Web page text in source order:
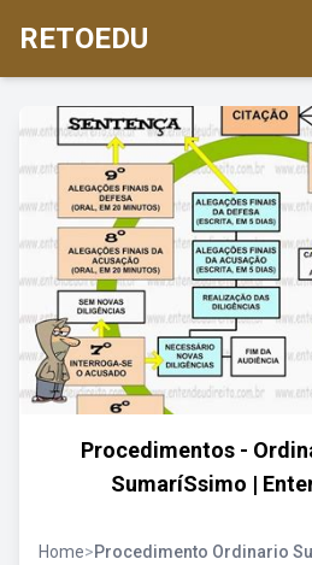
RETOEDU
Procedimentos -
SumaríSsimo |
Home>Procedimento Ordinario